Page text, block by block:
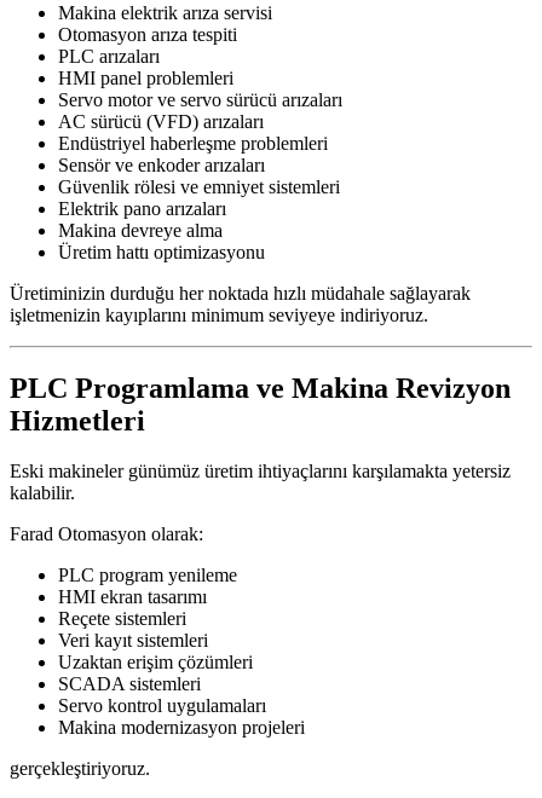
Makina elektrik arıza servisi
Otomasyon arıza tespiti
PLC arızaları
HMI panel problemleri
Servo motor ve servo sürücü arızaları
AC sürücü (VFD) arızaları
Endüstriyel haberleşme problemleri
Sensör ve enkoder arızaları
Güvenlik rölesi ve emniyet sistemleri
Elektrik pano arızaları
Makina devreye alma
Üretim hattı optimizasyonu
Üretiminizin durduğu her noktada hızlı müdahale sağlayarak
işletmenizin kayıplarını minimum seviyeye indiriyoruz.
PLC Programlama ve Makina Revizyon
Hizmetleri
Eski makineler günümüz üretim ihtiyaçlarını karşılamakta yetersiz
kalabilir.
Farad Otomasyon olarak:
PLC program yenileme
HMI ekran tasarımı
Reçete sistemleri
Veri kayıt sistemleri
Uzaktan erişim çözümleri
SCADA sistemleri
Servo kontrol uygulamaları
Makina modernizasyon projeleri
gerçekleştiriyoruz.